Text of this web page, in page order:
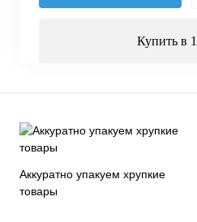
Купить в
Аккуратно упакуем хрупкие
товары